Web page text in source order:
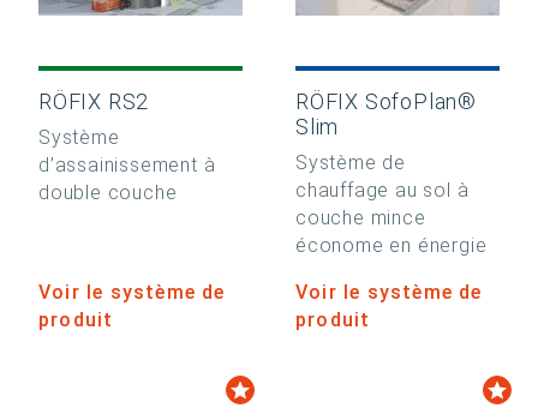
RÖFIX RS2
Système
d’assainissement à
double couche
Voir le système de
produit
RÖFIX SofoPlan®
Slim
Système de
chauffage au sol à
couche mince
économe en énergie
Voir le système de
produit